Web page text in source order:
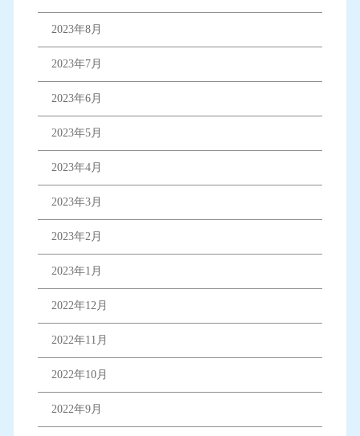
2023年8月
2023年7月
2023年6月
2023年5月
2023年4月
2023年3月
2023年2月
2023年1月
2022年12月
2022年11月
2022年10月
2022年9月